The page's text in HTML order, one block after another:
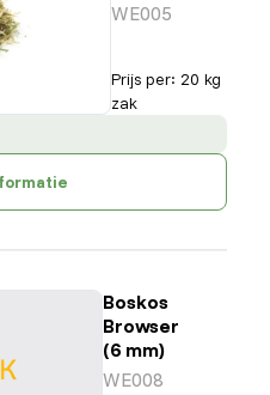
WE005
Prijs per: 20 kg
zak
Boskos
Browser
(6 mm)
WE008